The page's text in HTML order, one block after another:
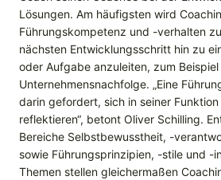
Lösungen. Am häufigsten wird
Führungskompetenz und -verhalten
nächsten Entwicklungsschritt hin zu
oder Aufgabe anzuleiten, zum Beispiel
Unternehmensnachfolge. „Eine
darin gefordert, sich in seiner Funktion
reflektieren“, betont Oliver Schilling.
Bereiche Selbstbewusstheit, -
sowie Führungsprinzipien, -stile und -
Themen stellen gleichermaßen